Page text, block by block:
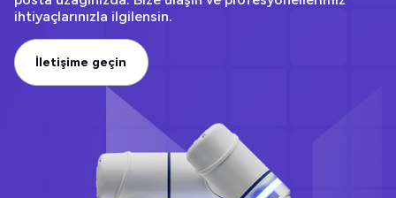
ihtiyaçlarınızla ilgilensin.
İletişime geçin
İletişime geçin